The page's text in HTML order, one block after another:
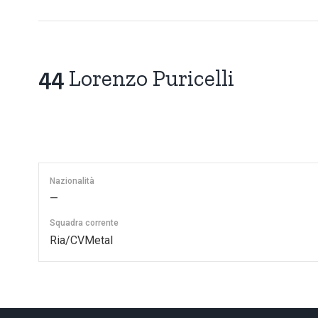
44Lorenzo Puricelli
Nazionalità
—
Squadra corrente
Ria/CVMetal